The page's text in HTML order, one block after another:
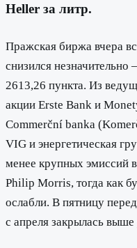
Heller за литр.
Пражская биржа вчера
снизился
2613,26 пункта. Из
акции Erste Bank и
Commerční banka
VIG и энергетическая
менее крупных эмиссий
Philip Morris, тогда как
ослабли. В пятницу
с апреля закрылась